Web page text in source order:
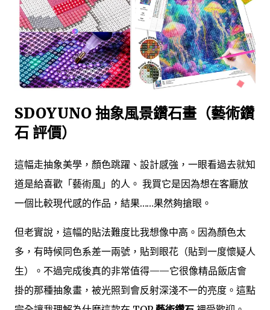
SDOYUNO 抽象風景鑽石畫（藝術鑽
石 評價）
這幅走抽象美學，顏色跳躍、設計感強，一眼看過去就知
道是給喜歡「藝術風」的人。 我買它是因為想在客廳放
一個比較現代感的作品，結果……果然夠搶眼。
但老實說，這幅的貼法難度比我想像中高。因為顏色太
多，有時候同色系差一兩號，貼到眼花（貼到一度懷疑人
生）。不過完成後真的非常值得——它很像精品飯店會
掛的那種抽象畫，被光照到會反射深淺不一的亮度。這點